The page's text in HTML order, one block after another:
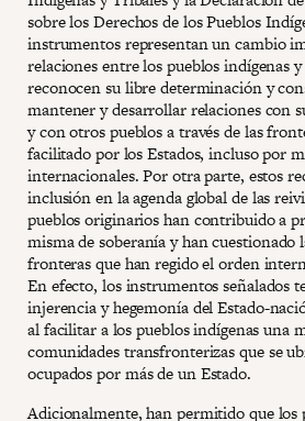
sobre los Derechos de los Pueblos
instrumentos representan un cambio
relaciones entre los pueblos indígenas
reconocen su libre determinación y
mantener y desarrollar relaciones con
y con otros pueblos a través de las
facilitado por los Estados, incluso por
internacionales. Por otra parte, estos
inclusión en la agenda global de las
pueblos originarios han contribuido a
misma de soberanía y han cuestionado
fronteras que han regido el orden
En efecto, los instrumentos señalados
injerencia y hegemonía del Estado-
al facilitar a los pueblos indígenas una
comunidades transfronterizas que se
ocupados por más de un Estado.
Adicionalmente, han permitido que los